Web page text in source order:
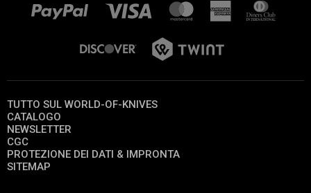
TUTTO SUL WORLD-OF-KNIVES
CATALOGO
NEWSLETTER
CGC
PROTEZIONE DEI DATI & IMPRONTA
SITEMAP